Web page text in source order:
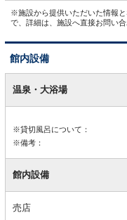
※施設から提供いただいた情報
で、詳細は、施設へ直接お問い合
館内設備
内温泉・大浴場
※貸切風呂について：
※備考：
館内設備
売店